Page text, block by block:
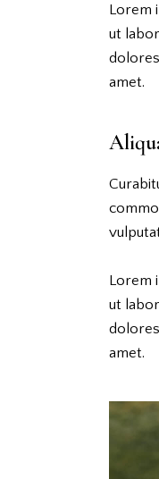
Lorem
ut
amet.
Lorem
ut
amet.